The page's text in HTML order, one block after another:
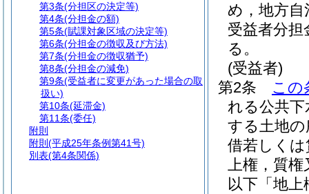
め，地方自
受益者分担
る。
(受益者)
第2条
この
れる公共
する土地
借若しく
上権，質
以下「地
第3条(分担区の決定等)
第4条(分担金の額)
第5条(賦課対象区域の決定等)
第6条(分担金の徴収及び方法)
第7条(分担金の徴収猶予)
第8条(分担金の減免)
第9条(受益者に変更があった場合の取
扱い)
第10条(延滞金)
第11条(委任)
附則
附則 (平成25年条例第41号)
別表(第4条関係)